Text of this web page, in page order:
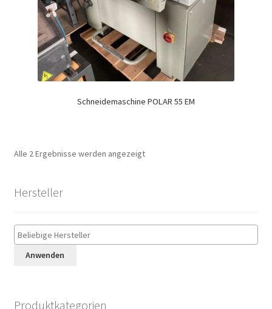
Schneidemaschine POLAR 55 EM
Alle 2 Ergebnisse werden angezeigt
Hersteller
Anwenden
Produktkategorien